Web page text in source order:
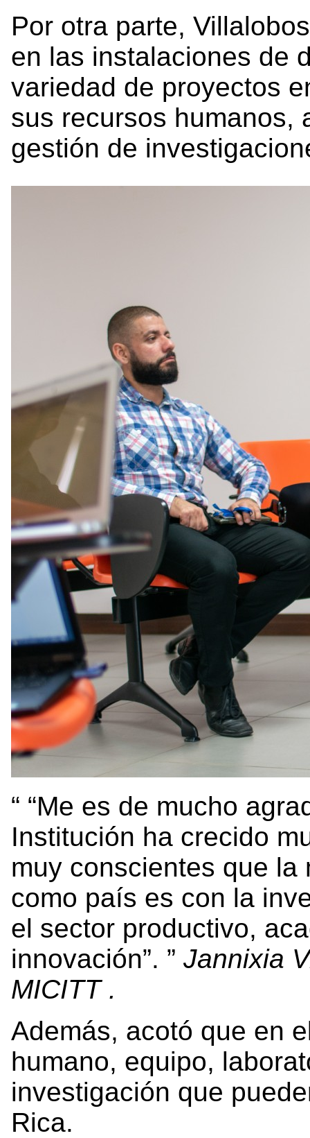
Por otra parte,
en las instalaciones de
variedad de proyectos
sus recursos humanos,
gestión de
“Me es de mucho
Institución ha crecido
muy conscientes que
como país es con la
el sector productivo,
innovación”.
Jannixia
MICITT .
Además, acotó que en
humano, equipo,
investigación que
Rica.